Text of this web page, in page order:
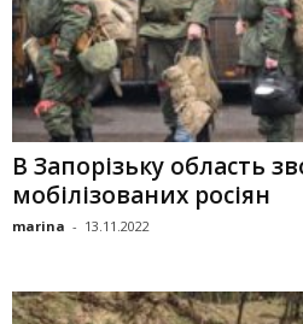
В Запорізьку область
мобілізованих росіян
marina - 13.11.2022